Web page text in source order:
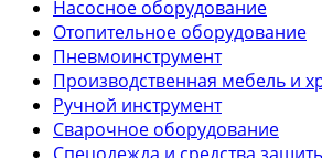
Насосное оборудование
Отопительное оборудование
Пневмоинструмент
Производственная мебель и
Ручной инструмент
Сварочное оборудование